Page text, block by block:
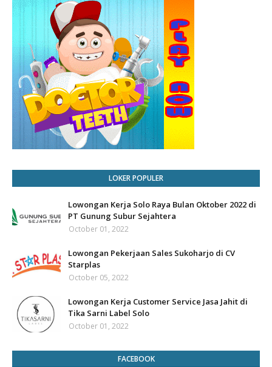
LOKER POPULER
Lowongan Kerja Solo Raya Bulan Oktober 2022 di
PT Gunung Subur Sejahtera
October 01, 2022
Lowongan Pekerjaan Sales Sukoharjo di CV
Starplas
October 05, 2022
Lowongan Kerja Customer Service Jasa Jahit di
Tika Sarni Label Solo
October 01, 2022
FACEBOOK